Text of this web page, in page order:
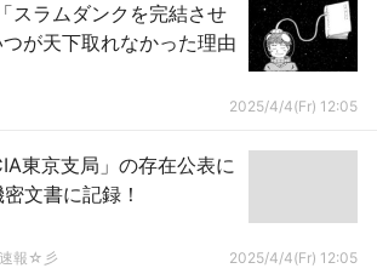
スラムダンクを完結させ
が天下取れなかった理由
2025/4/4(Fr) 12:05
東京支局」の存在公表に
文書に記録！
報☆彡 2025/4/4(Fr) 12:05